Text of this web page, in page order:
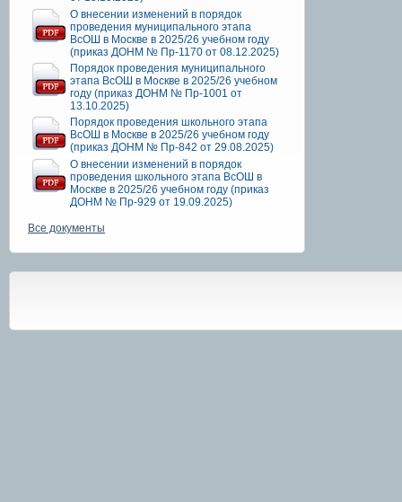
О внесении изменений в порядок
проведения муниципального этапа
ВсОШ в Москве в 2025/26 учебном году
(приказ ДОНМ № Пр-1170 от 08.12.2025)
Порядок проведения муниципального
этапа ВсОШ в Москве в 2025/26 учебном
году (приказ ДОНМ № Пр-1001 от
13.10.2025)
Порядок проведения школьного этапа
ВсОШ в Москве в 2025/26 учебном году
(приказ ДОНМ № Пр-842 от 29.08.2025)
О внесении изменений в порядок
проведения школьного этапа ВсОШ в
Москве в 2025/26 учебном году (приказ
ДОНМ № Пр-929 от 19.09.2025)
Все документы